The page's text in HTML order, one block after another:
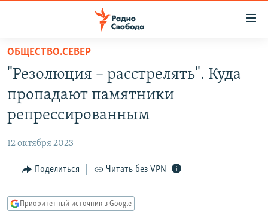
упрощенного
доступа
основному
Вернутся
Вернутся
ПРОГРАММЫ
АВТОРСКИЕ ПРОЕКТЫ
МНЕНИЯ
КУЛЬТУРА
КАВКАЗ.РЕАЛИИ
ОБЩЕСТВО.СЕВЕР
"Резолюция – расстрелять". Куда
пропадают памятники
репрессированным
12 октября 2023
Поделиться Читать без VPN
Приоритетный источник в Google